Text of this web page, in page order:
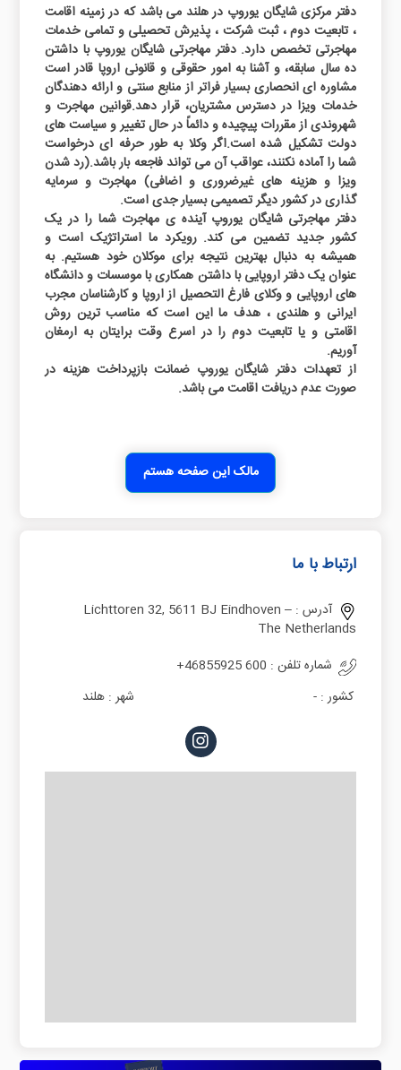
دفتر مرکزی شایگان یوروپ در هلند می باشد که در زمینه اقامت
، تابعیت دوم ، ثبت شرکت ، پذیرش تحصیلی و تمامی خدمات
مهاجرتی تخصص دارد. دفتر مهاجرتی شایگان یوروپ با داشتن
ده سال سابقه، و آشنا به امور حقوقی و قانونی اروپا قادر است
مشاوره ای انحصاری بسیار فراتر از منابع سنتی و ارائه دهندگان
خدمات ویزا در دسترس مشتریان، قرار دهد.قوانین مهاجرت و
شهروندی از مقررات پیچیده و دائماً در حال تغییر و سیاست های
دولت تشکیل شده است.اگر وکلا به طور حرفه ای درخواست
شما را آماده نکنند، عواقب آن می تواند فاجعه بار باشد.(رد شدن
ویزا و هزینه های غیرضروری و اضافی) مهاجرت و سرمایه
گذاری در کشور دیگر تصمیمی بسیار جدی است.
دفتر مهاجرتی شایگان یوروپ آینده ی مهاجرت شما را در یک
کشور جدید تضمین می کند. رویکرد ما استراتژیک است و
همیشه به دنبال بهترین نتیجه برای موکلان خود هستیم. به
عنوان یک دفتر اروپایی با داشتن همکاری با موسسات و دانشگاه
های اروپایی و وکلای فارغ التحصیل از اروپا و کارشناسان مجرب
ایرانی و هلندی ، هدف ما این است که مناسب ترین روش
اقامتی و یا تابعیت دوم را در اسرع وقت برایتان به ارمغان
آوریم.
از تعهدات دفتر شایگان یوروپ ضمانت بازپرداخت هزینه در
صورت عدم دریافت اقامت می باشد.
مالک این صفحه هستم
ارتباط با ما
آدرس :Lichttoren 32, 5611 BJ Eindhoven –
The Netherlands
شماره تلفن : +46855925 600
کشور :- شهر : هلند